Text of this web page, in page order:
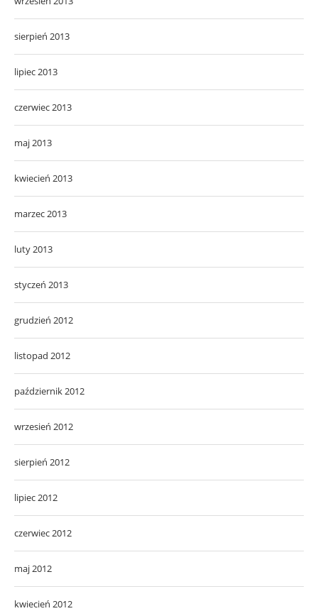
sierpień 2013
lipiec 2013
czerwiec 2013
maj 2013
kwiecień 2013
marzec 2013
luty 2013
styczeń 2013
grudzień 2012
listopad 2012
październik 2012
wrzesień 2012
sierpień 2012
lipiec 2012
czerwiec 2012
maj 2012
kwiecień 2012